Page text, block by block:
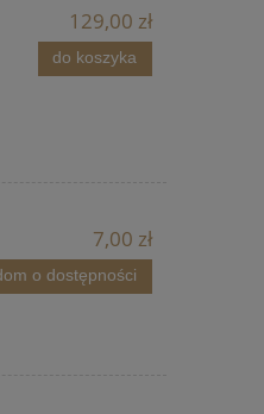
129,00 zł
do koszyka
7,00 zł
o dostępności